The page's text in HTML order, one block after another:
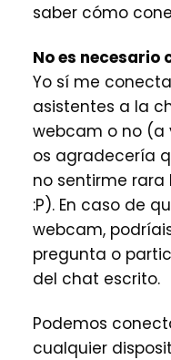
saber cómo
No es necesario
Yo sí me
asistentes a la
webcam o no (a
os agradecería
no sentirme
:P). En caso de
webcam,
pregunta o
del chat escrito.
Podemos
cualquier